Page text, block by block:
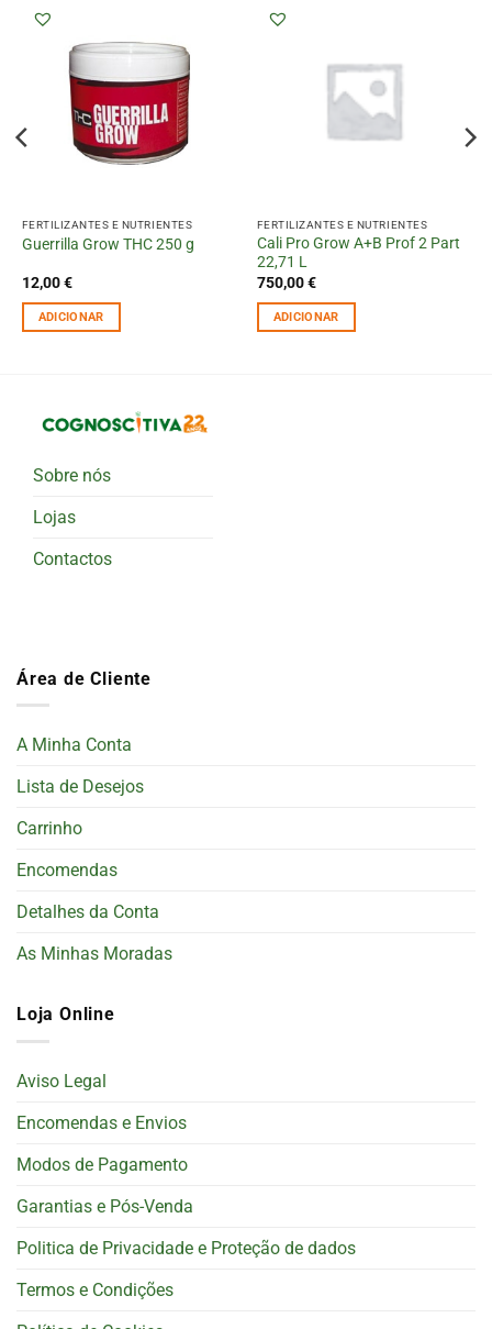
FERTILIZANTES E NUTRIENTES
Guerrilla Grow THC 250 g
12,00€
ADICIONAR
FERTILIZANTES E NUTRIENTES
Cali Pro Grow A+B Prof 2 Part
22,71 L
750,00€
ADICIONAR
Sobre nós
Lojas
Contactos
Área de Cliente
A Minha Conta
Lista de Desejos
Carrinho
Encomendas
Detalhes da Conta
As Minhas Moradas
Loja Online
Aviso Legal
Encomendas e Envios
Modos de Pagamento
Garantias e Pós-Venda
Politica de Privacidade e Proteção de dados
Termos e Condições